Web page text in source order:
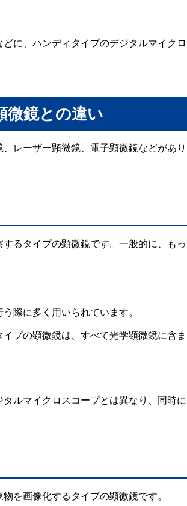
に、ハンディタイプのデジタルマイクロ
微鏡との違い
レーザー顕微鏡、電子顕微鏡などがあり
るタイプの顕微鏡です。一般的に、もっ
際に多く用いられています。
プの顕微鏡は、すべて光学顕微鏡に含ま
ルマイクロスコープとは異なり、同時に
を画像化するタイプの顕微鏡です。